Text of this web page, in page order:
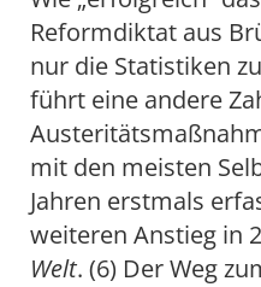
Reformdiktat aus
nur die Statistiken
führt eine andere
mit den meisten
Jahren erstmals
weiteren Anstieg in
Welt. (6) Der Weg